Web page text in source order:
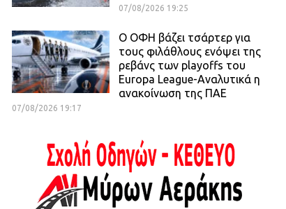
07/08/2026 19:25
Ο ΟΦΗ βάζει τσάρτερ για
τους φιλάθλους ενόψει της
ρεβάνς των playoffs του
Europa League-Αναλυτικά η
ανακοίνωση της ΠΑΕ
07/08/2026 19:17